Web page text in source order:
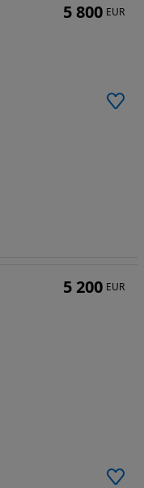
5 800 EUR
5 200 EUR